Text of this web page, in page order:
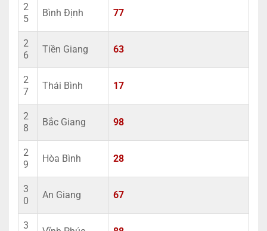
2
5
Bình Định 77
2
6
Tiền Giang 63
2
7
Thái Bình 17
2
8
Bắc Giang 98
2
9
Hòa Bình 28
3
0
An Giang 67
3